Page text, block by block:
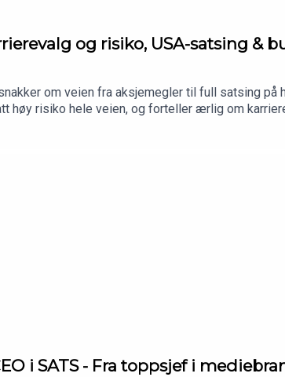
og risiko, USA-satsing &
om veien fra aksjemegler til full satsing på
høy risiko hele veien, og forteller ærlig om
har allerede fått enormt med visninger.Vi håper
i SATS - Fra toppsjef i